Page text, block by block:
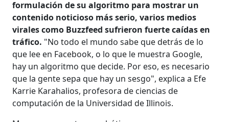
formulación de su algoritmo para mostrar un
contenido noticioso más serio, varios medios
virales como Buzzfeed sufrieron fuerte caídas en
tráfico. "No todo el mundo sabe que detrás de lo
que lee en Facebook, o lo que le muestra Google,
hay un algoritmo que decide. Por eso, es necesario
que la gente sepa que hay un sesgo", explica a Efe
Karrie Karahalios, profesora de ciencias de
computación de la Universidad de Illinois.